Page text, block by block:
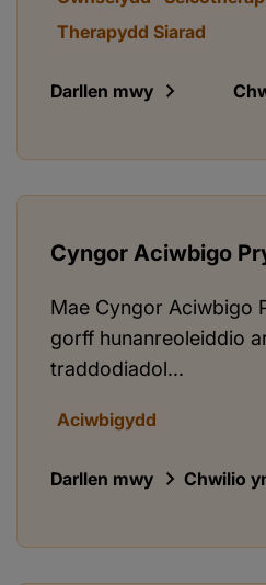
Therapydd Siarad
Darllen mwy
Cyngor Aciwbigo
Mae Cyngor Aciwbigo
gorff hunanreoleiddio
traddodiadol...
Aciwbigydd
Darllen mwy Chwilio